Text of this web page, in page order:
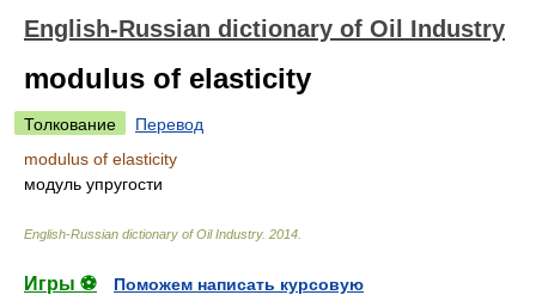
English-Russian dictionary of Oil Industry
modulus of elasticity
Толкование
Перевод
modulus of elasticity
модуль упругости
English-Russian dictionary of Oil Industry. 2014
Игры ⚽
Поможем написать курсовую